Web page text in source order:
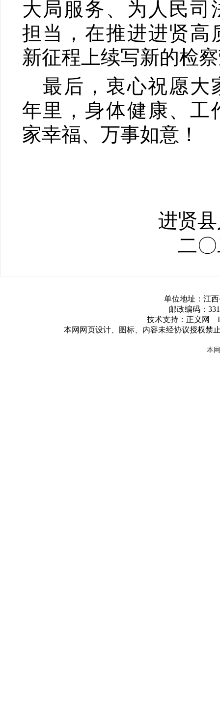
大局服务、为人民司
担当，在推进进贤高
新征程上续写新的检
最后，衷心祝愿大
年里，身体健康、工
家幸福、万事如意！
进贤
二
单位地址：江
邮政编码：
技术支持：正义网
本网网页设计、图标、内容未经协议授权禁
本